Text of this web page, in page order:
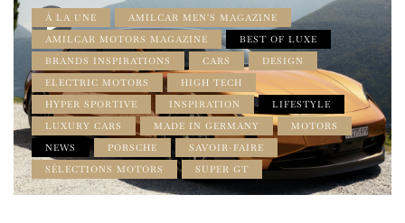
À LA UNE
AMILCAR MEN'S MAGAZINE
AMILCAR MOTORS MAGAZINE
BEST OF LUXE
BRANDS INSPIRATIONS
CARS
DESIGN
ELECTRIC MOTORS
HIGH TECH
HYPER SPORTIVE
INSPIRATION
LIFESTYLE
LUXURY CARS
MADE IN GERMANY
MOTORS
NEWS
PORSCHE
SAVOIR-FAIRE
SÉLECTIONS MOTORS
SUPER GT